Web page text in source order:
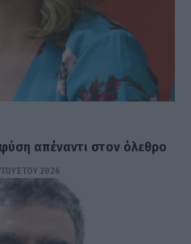
απέναντι στον όλεθρο
2026